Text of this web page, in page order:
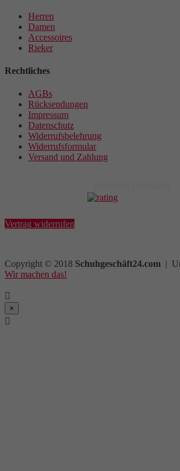
Herren
Damen
Accessoires
Rieker
Rechtliches
AGBs
Rücksendungen
Impressum
Datenschutz
Widerrufsbelehrung
Widerrufsformular
Versand und Zahlung
Vertrag widerrufen
Copyright © 2018 Schuhgeschäft24.com |
Wir machen das!

×
